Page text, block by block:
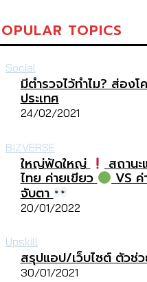
TOPICS
Social
มีตำรวจไว้ทำไม? ส่อง
ประเทศ
24/02/2021
BIZVERSE
ใหญ่ฟัดใหญ่ สถานะ
ไทย ค่ายเขียว VS ค่
จับตา
20/01/2022
Upskill
สรุปแอป/เว็บไซต์ ตัวช่
30/01/2021